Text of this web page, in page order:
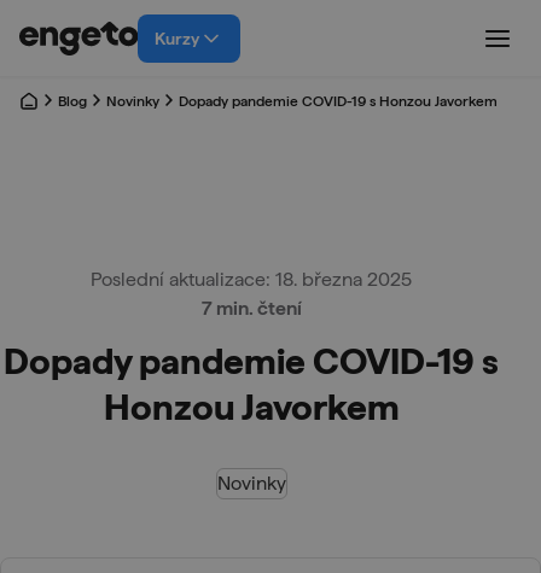
Kurzy
Blog Novinky Dopady pandemie COVID-19 s Honzou Javorkem
Poslední aktualizace: 18. března 2025
7 min. čtení
Dopady pandemie COVID-19 s
Honzou Javorkem
Novinky